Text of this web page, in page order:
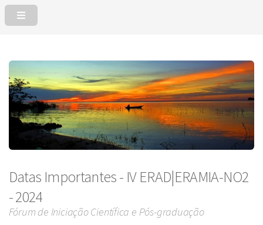
Datas Importantes - IV ERAD|ERAMIA-NO2
- 2024
Fórum de Iniciação Científica e Pós-graduação